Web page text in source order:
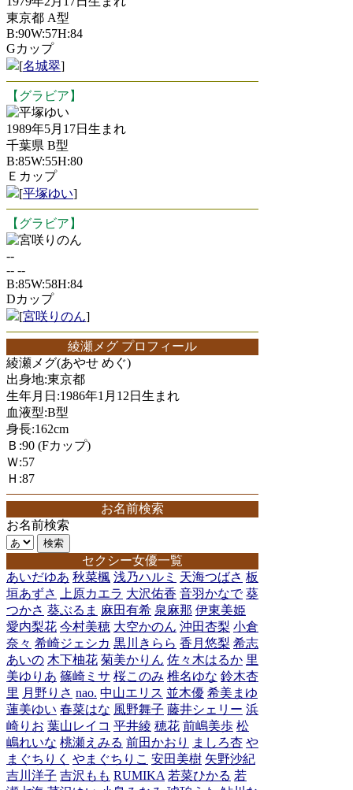
東京都 A型
B:90W:57H:84
Gカップ
[名城翠]
【グラビア】
平塚ゆい
1989年5月17日生まれ
千葉県 B型
B:85W:55H:80
Ｅカップ
[平塚ゆい]
【グラビア】
宮咲りのん
--
-- --
B:85W:58H:84
Dカップ
[宮咲りのん]
綾瀬メグ プロフィール
綾瀬メグ(あやせ めぐ)
出身地:東京都
生年月日:1986年1月12日生まれ
血液型:B型
身長:162cm
Ｂ:90 (Fカップ)
Ｗ:57
Ｈ:87
お名前検索
お名前検索
セクシー女優一覧
あいだゆあ 秋菜楓 浅乃ハルミ 天海つばさ 板
垣あずさ 上原カエラ 大沢佑香 音羽かなで 葵
つかさ 葵ぶるま 麻田有希 泉麻那 伊東美姫
愛内梨花 今村美穂 大空かのん 沖田杏梨 小倉
奈々 希崎ジェシカ 黒川きらら 香月悠梨 希志
あいの 木下柚花 菊美かりん 佐々木はるか 里
美ゆりあ 篠崎ミサ 桜このみ 椎名ゆな 鈴木杏
里 月野りさ nao. 中山エリス 並木優 希美まゆ
蓮美ゆい 春菜はな 風野舞子 藤井シェリー 浜
崎りお 葉山レイコ 平井綾 穂花 前嶋美歩 松
嶋れいな 桃瀬えみる 前田かおり ましろ杏 や
まぐちりく やまぐちりこ 安田美樹 矢野沙紀
吉川洋子 吉沢もも RUMIKA 若菜ひかる 若